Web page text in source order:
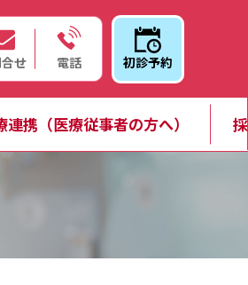
初診予約
せ 電話
連携（医療従事者の方へ）